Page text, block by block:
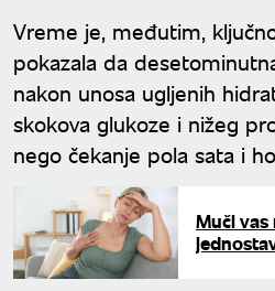
Vreme je, međutim,
pokazala da
nakon unosa ugljenih
skokova glukoze i nižeg
nego čekanje pola sata i
Muči vas